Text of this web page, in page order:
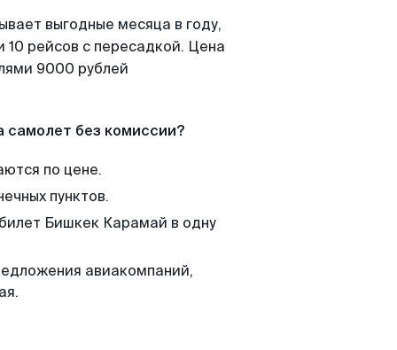
выгодные месяца в году,
рейсов с пересадкой. Цена
9000 рублей
самолет без комиссии?
по цене.
пунктов.
Бишкек Карамай в одну
авиакомпаний,